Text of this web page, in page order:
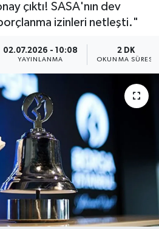
çıktı! SASA'nın dev
izinleri netleşti."
02.07.2026 - 10:08
YAYINLANMA
2 DK
OKUNMA SÜRESI